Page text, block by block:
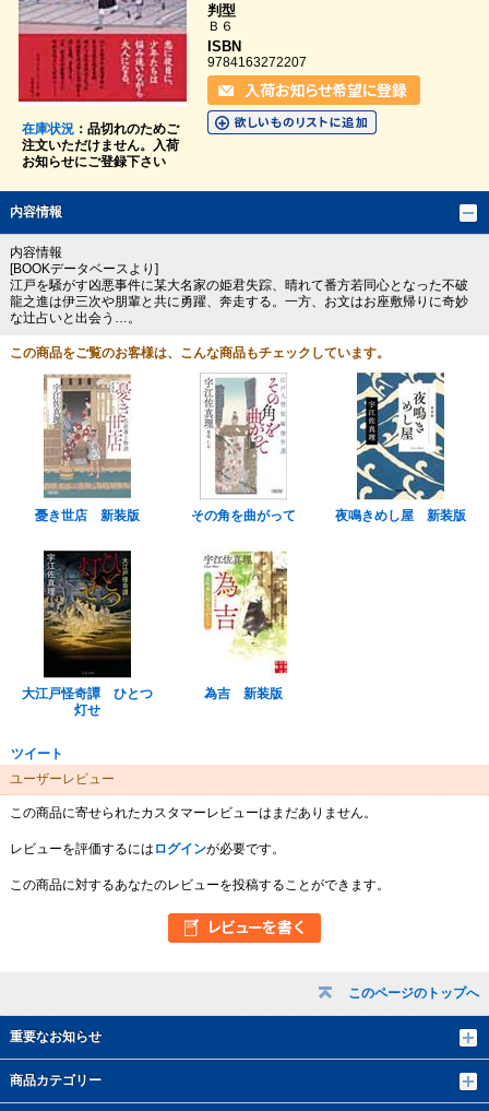
このページのトップへ
重要なお知らせ
商品カテゴリー
在庫状況：品切れのためご
注文いただけません。入荷
お知らせにご登録下さい
判型
Ｂ６
ISBN
9784163272207
内容情報
内容情報
[BOOKデータベースより]
江戸を騒がす凶悪事件に某大名家の姫君失踪、晴れて番方若同心となった不破
龍之進は伊三次や朋輩と共に勇躍、奔走する。一方、お文はお座敷帰りに奇妙
な辻占いと出会う…。
この商品をご覧のお客様は、こんな商品もチェックしています。
憂き世店 新装版 その角を曲がって 夜鳴きめし屋 新装版
大江戸怪奇譚 ひとつ
灯せ
為吉 新装版
ツイート
ユーザーレビュー
この商品に寄せられたカスタマーレビューはまだありません。
レビューを評価するには ログインが必要です。
この商品に対するあなたのレビューを投稿することができます。